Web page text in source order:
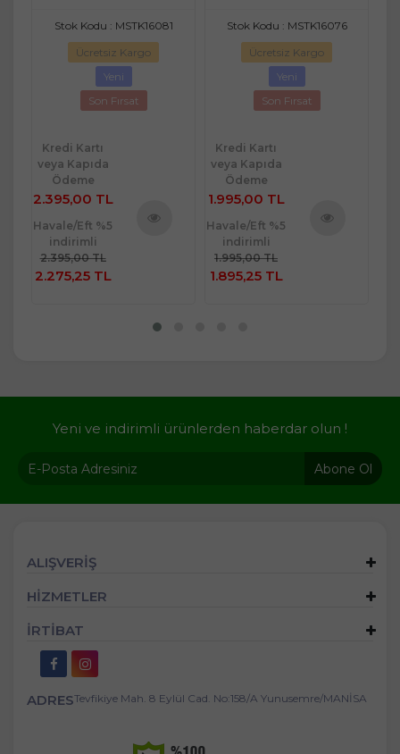
Stok Kodu : MSTK16081
Ücretsiz Kargo
Yeni
Son Fırsat
Kredi Kartı
veya Kapıda
Ödeme
2.395,00 TL
Havale/Eft %5
indirimli
2.395,00 TL
2.275,25 TL
Stok Kodu : MSTK16076
Ücretsiz Kargo
Yeni
Son Fırsat
Kredi Kartı
veya Kapıda
Ödeme
1.995,00 TL
Havale/Eft %5
indirimli
1.995,00 TL
1.895,25 TL
Yeni ve indirimli ürünlerden haberdar olun !
Abone Ol
ALIŞVERİŞ
HİZMETLER
İRTİBAT
ADRESTevfikiye Mah. 8 Eylül Cad. No:158/A Yunusemre/MANİSA